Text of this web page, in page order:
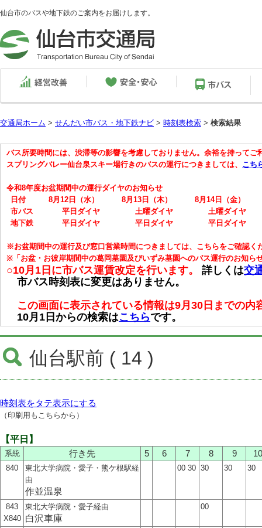
仙台市のバスや地下鉄のご案内をお届けします。
交通局ホーム > せんだい市バス・地下鉄ナビ > 時刻表検索 > 検索結果
バス所要時間には、渋滞等の影響を考慮しておりません。余裕を持ってご
スプリングバレー仙台泉スキー場行きのバスの運行につきましては、 こち
令和8年度お盆期間中の運行ダイヤのお知らせ
日付
8月12日（水） 8月13日（木）
8月14日（金）
市バス
平日ダイヤ 土曜ダイヤ
土曜ダイヤ
地下鉄
平日ダイヤ 平日ダイヤ 平日ダイヤ
※お盆期間中の運行及び窓口営業時間につきましては、こちらをご確認
※「お盆・お彼岸期間中の葛岡墓園及びいずみ墓園へのバス運行のお知ら
○10月1日に市バス運賃改定を行います。 詳しくは交
市バス時刻表に変更はありません。
この画面に表示されている情報は9月30日までの内
10月1日からの検索はこちらです。
仙台駅前 ( 14 )
時刻表をタテ表示にする
（印刷用もこちらから）
【平日】
系統 行き先 5 6 7 8 9 10
840
東北大学病院・愛子・熊ケ根駅経
由
作並温泉
00 30 30 30 30
843
X840
東北大学病院・愛子経由
白沢車庫
00